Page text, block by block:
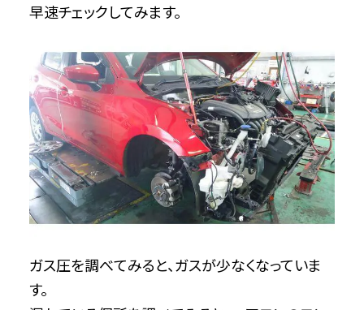
早速チェックしてみます。
ガス圧を調べてみると、ガスが少なくなっていま
す。